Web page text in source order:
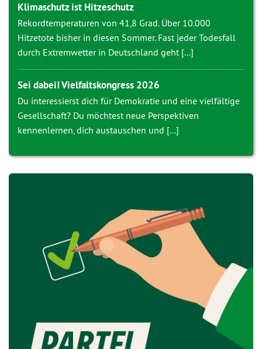
Klimaschutz ist Hitzeschutz
Rekordtemperaturen von 41,8 Grad. Über 10.000
Hitzetote bisher in diesen Sommer. Fast jeder Todesfall
durch Extremwetter in Deutschland geht [...]
Sei dabei! Vielfaltskongress 2026
Du interessierst dich für Demokratie und eine vielfältige
Gesellschaft? Du möchtest neue Perspektiven
kennenlernen, dich austauschen und [...]